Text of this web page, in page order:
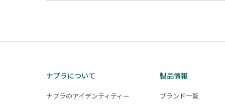
ナプラについて
ナプラのアイデンティティー
製品情報
ブランド一覧